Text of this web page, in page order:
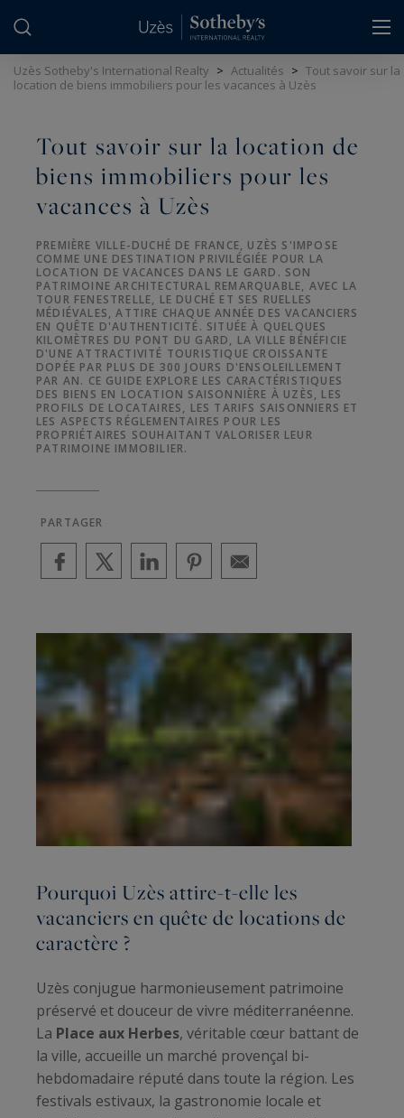
Uzès Sotheby's International Realty > Actualités > Tout savoir sur la
location de biens immobiliers pour les vacances à Uzès
Tout savoir sur la location de
biens immobiliers pour les
vacances à Uzès
PREMIÈRE VILLE-DUCHÉ DE FRANCE, UZÈS S'IMPOSE
COMME UNE DESTINATION PRIVILÉGIÉE POUR LA
LOCATION DE VACANCES DANS LE GARD. SON
PATRIMOINE ARCHITECTURAL REMARQUABLE, AVEC LA
TOUR FENESTRELLE, LE DUCHÉ ET SES RUELLES
MÉDIÉVALES, ATTIRE CHAQUE ANNÉE DES VACANCIERS
EN QUÊTE D'AUTHENTICITÉ. SITUÉE À QUELQUES
KILOMÈTRES DU PONT DU GARD, LA VILLE BÉNÉFICIE
D'UNE ATTRACTIVITÉ TOURISTIQUE CROISSANTE
DOPÉE PAR PLUS DE 300 JOURS D'ENSOLEILLEMENT
PAR AN. CE GUIDE EXPLORE LES CARACTÉRISTIQUES
DES BIENS EN LOCATION SAISONNIÈRE À UZÈS, LES
PROFILS DE LOCATAIRES, LES TARIFS SAISONNIERS ET
LES ASPECTS RÉGLEMENTAIRES POUR LES
PROPRIÉTAIRES SOUHAITANT VALORISER LEUR
PATRIMOINE IMMOBILIER.
PARTAGER
Pourquoi Uzès attire-t-elle les
vacanciers en quête de locations de
caractère ?
Uzès conjugue harmonieusement patrimoine
préservé et douceur de vivre méditerranéenne.
La Place aux Herbes, véritable cœur battant de
la ville, accueille un marché provençal bi-
hebdomadaire réputé dans toute la région. Les
festivals estivaux, la gastronomie locale et